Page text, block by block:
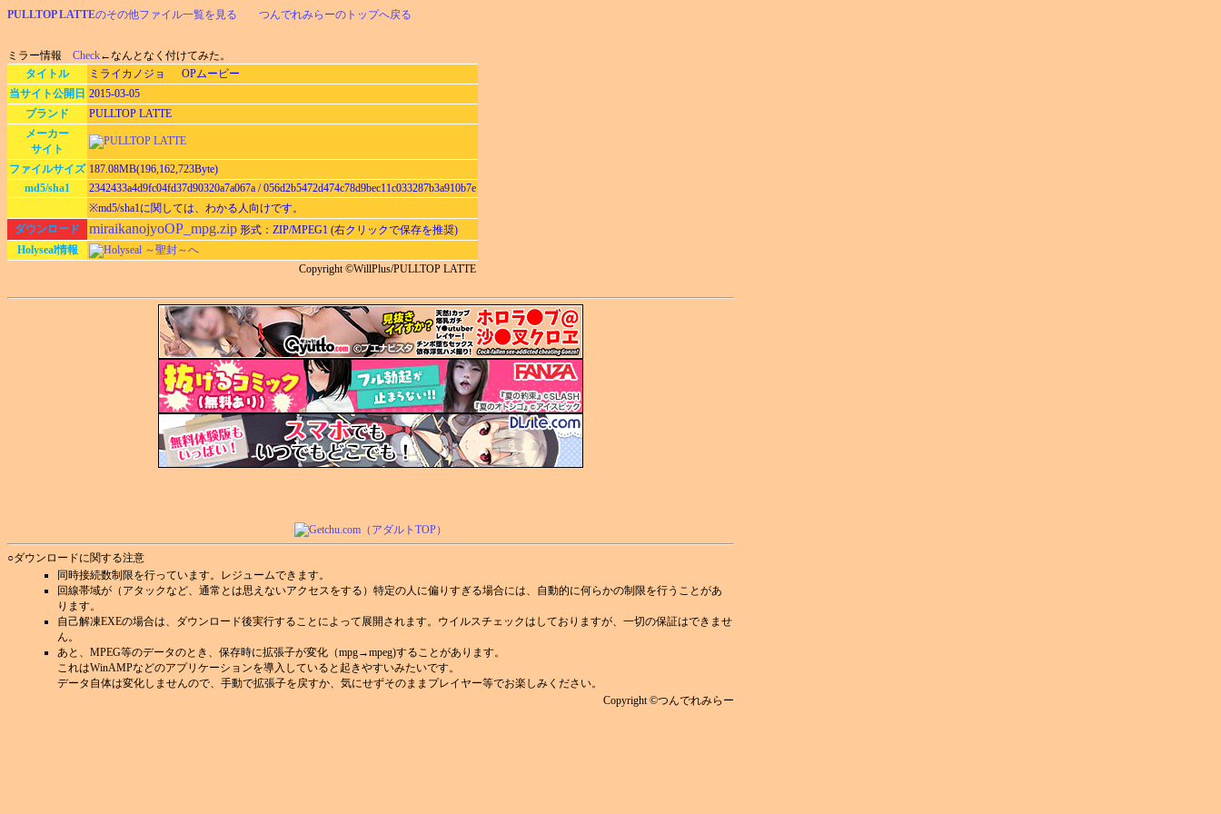
PULLTOP LATTEのその他ファイル一覧を見る つんでれみらーのトップへ戻る
ミラー情報 Check←なんとなく付けてみた。
タイトル
ミライカノジョ OPムービー
当サイト公開日 2015-03-05
ブランド
PULLTOP LATTE
メーカー
サイト
ファイルサイズ 187.08MB(196,162,723Byte)
md5/sha1
2342433a4d9fc04fd37d90320a7a067a / 056d2b5472d474c78d9bec11c033287b3a910b7e
※md5/sha1に関しては、わかる人向けです。
ダウンロード
miraikanojyoOP_mpg.zip 形式：ZIP/MPEG1 (右クリックで保存を推奨)
Holyseal情報
Holyseal ～聖封～へ
Copyright ©WillPlus/PULLTOP LATTE
○ダウンロードに関する注意
同時接続数制限を行っています。レジュームできます。
回線帯域が（アタックなど、通常とは思えないアクセスをする）特定の人に偏りすぎる場合には、自動的に何らかの制限を行うことがあ
ります。
自己解凍EXEの場合は、ダウンロード後実行することによって展開されます。ウイルスチェックはしておりますが、一切の保証はできませ
ん。
あと、MPEG等のデータのとき、保存時に拡張子が変化（mpg→mpeg)することがあります。
これはWinAMPなどのアプリケーションを導入していると起きやすいみたいです。
データ自体は変化しませんので、手動で拡張子を戻すか、気にせずそのままプレイヤー等でお楽しみください。
Copyright ©つんでれみらー